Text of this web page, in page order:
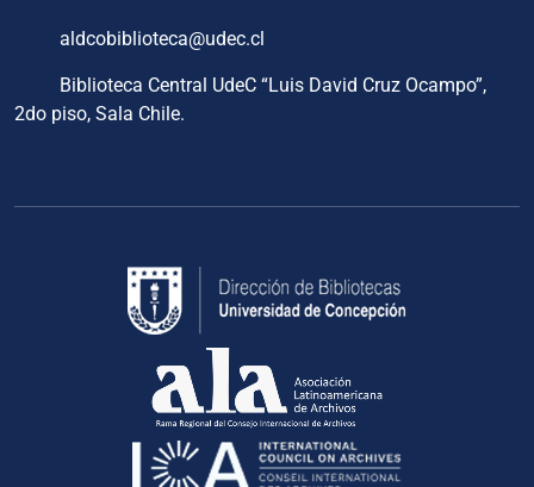
aldcobiblioteca@udec.cl
Biblioteca Central UdeC “Luis David Cruz Ocampo”,
2do piso, Sala Chile.